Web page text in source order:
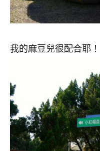
我的麻豆兒很配合耶！